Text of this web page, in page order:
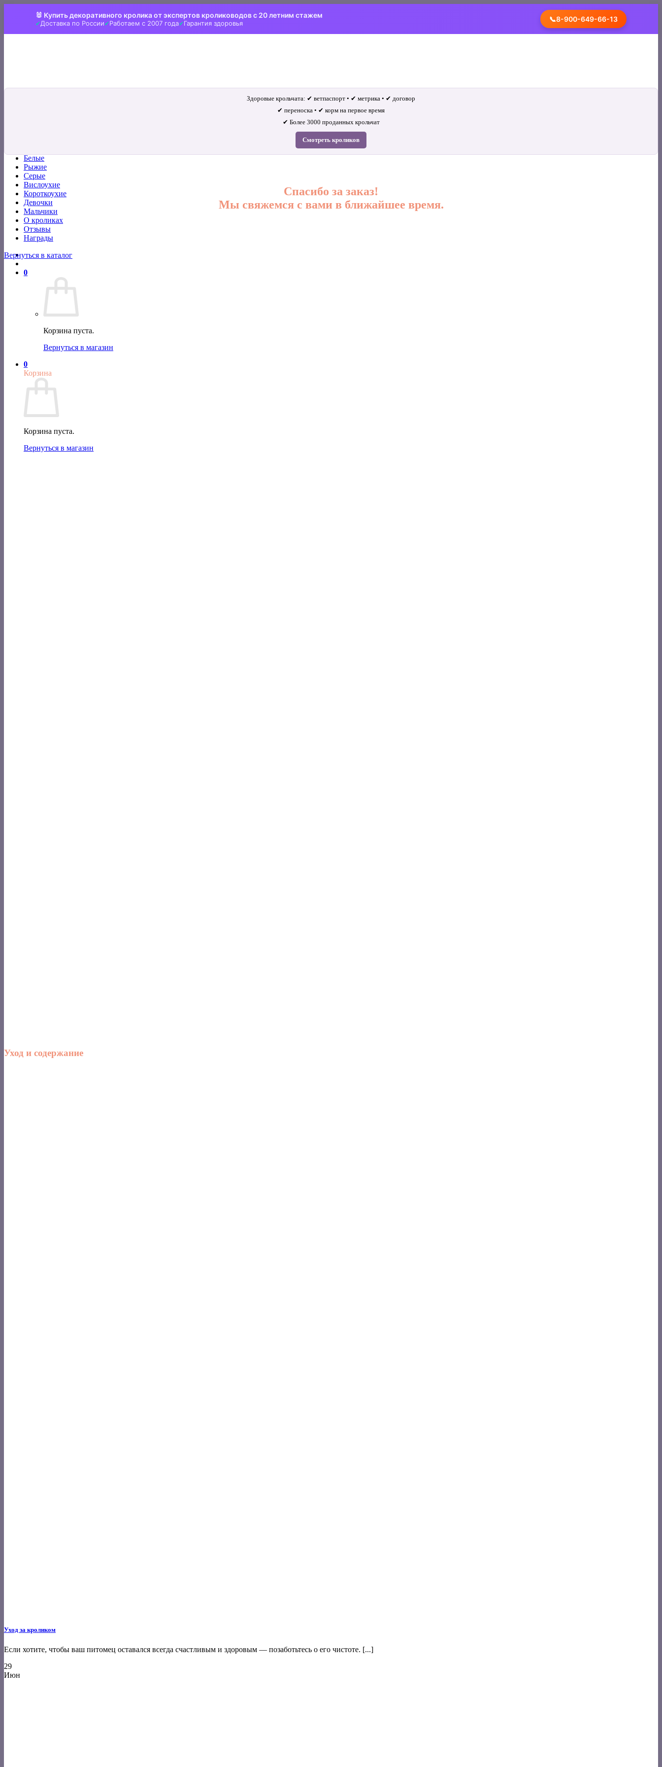
🐰 Купить декоративного кролика от экспертов кролиководов с 20 летним стажем
Доставка по России Работаем с 2007 года Гарантия здоровья 📞8-900-649-66-13
Белые
Рыжие
Серые
Вислоухие
Короткоухие
Девочки
Мальчики
О кроликах
Отзывы
Награды
0
Корзина пуста.
Вернуться в магазин
0
Корзина
Корзина пуста.
Вернуться в магазин
Здоровые крольчата: ✔ ветпаспорт • ✔ метрика • ✔ договор
✔ переноска • ✔ корм на первое время
✔ Более 3000 проданных крольчат
Смотреть кроликов
Спасибо за заказ!
Мы свяжемся с вами в ближайшее время.
Вернуться в каталог
Уход и содержание
Уход за кроликом
Если хотите, чтобы ваш питомец оставался всегда счастливым и здоровым — позаботьтесь о его чистоте. [...]
29
Июн